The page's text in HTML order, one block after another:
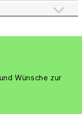
Wünsche zur